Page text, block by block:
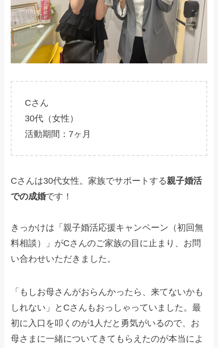
Cさん
30代（女性）
活動期間：7ヶ月
Cさんは30代女性。家族でサポートする親子婚活
での成婚です！
きっかけは「親子婚活応援キャンペーン（初回無
料相談）」がCさんのご家族の目に止まり、お問
い合わせいただきました。
「もしお母さんがおらんかったら、来てないかも
しれない」とCさんもおっしゃっていました。最
初に入口を叩くのが1人だと勇気がいるので、お
母さまに一緒についてきてもらえたのが本当によ